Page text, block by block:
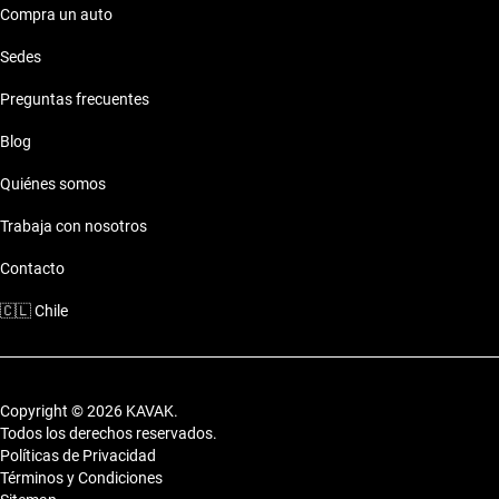
Características técnicas destacadas
Motor: Motor eficiente
Conectividad: Tecnología moderna
Estilo de vida con Alfa Romeo 159 Automatico
Este auto se adapta a distintos estilos de vida, ofreciendo
versatilidad para trabajo y recreo en cada trayecto.
Compra un auto
Sedes
Preguntas frecuentes
Blog
Quiénes somos
Trabaja con nosotros
Contacto
🇨🇱Chile
Copyright © 2026 KAVAK.
Todos los derechos reservados.
Políticas de Privacidad
Términos y Condiciones